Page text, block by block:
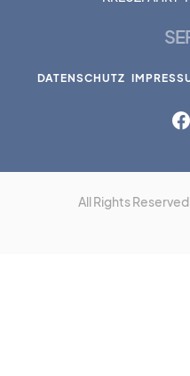
DATENSCHUTZ
All Rights